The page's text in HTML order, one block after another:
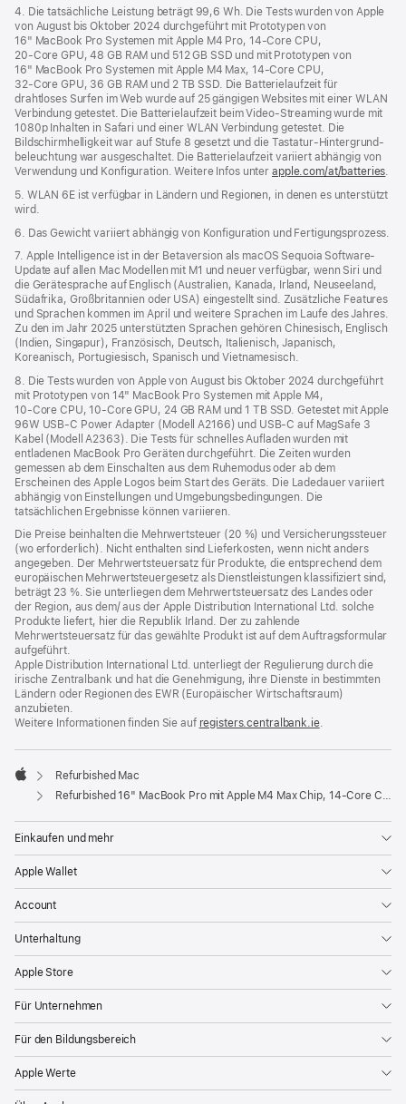
4. Die tatsächliche Leistung beträgt 99,6 Wh. Die Tests wurden von Apple
von August bis Oktober 2024 durchgeführt mit Prototypen von
16" MacBook Pro Systemen mit Apple M4 Pro, 14‑Core CPU,
20‑Core GPU, 48 GB RAM und 512 GB SSD und mit Prototypen von
16" MacBook Pro Systemen mit Apple M4 Max, 14‑Core CPU,
32‑Core GPU, 36 GB RAM und 2 TB SSD. Die Batterielaufzeit für
drahtloses Surfen im Web wurde auf 25 gängigen Websites mit einer WLAN
Verbindung getestet. Die Batterielaufzeit beim Video-Streaming wurde mit
1080p Inhalten in Safari und einer WLAN Verbindung getestet. Die
Bildschirm­helligkeit war auf Stufe 8 gesetzt und die Tastatur-Hintergrund­
beleuchtung war ausgeschaltet. Die Batterielaufzeit variiert abhängig von
Verwendung und Konfiguration. Weitere Infos unterapple.com/at/batteries.
5. WLAN 6E ist verfügbar in Ländern und Regionen, in denen es unterstützt
wird.
6. Das Gewicht variiert abhängig von Konfiguration und Fertigungsprozess.
7. Apple Intelligence ist in der Betaversion als macOS Sequoia Software-
Update auf allen Mac Modellen mit M1 und neuer verfügbar, wenn Siri und
die Gerätesprache auf Englisch (Australien, Kanada, Irland, Neuseeland,
Südafrika, Großbritannien oder USA) eingestellt sind. Zusätzliche Features
und Sprachen kommen im April und weitere Sprachen im Laufe des Jahres.
Zu den im Jahr 2025 unterstützten Sprachen gehören Chinesisch, Englisch
(Indien, Singapur), Französisch, Deutsch, Italienisch, Japanisch,
Koreanisch, Portugiesisch, Spanisch und Vietnamesisch.
8. Die Tests wurden von Apple von August bis Oktober 2024 durchgeführt
mit Prototypen von 14" MacBook Pro Systemen mit Apple M4,
10‑Core CPU, 10‑Core GPU, 24 GB RAM und 1 TB SSD. Getestet mit Apple
96W USB‑C Power Adapter (Modell A2166) und USB‑C auf MagSafe 3
Kabel (Modell A2363). Die Tests für schnelles Aufladen wurden mit
entladenen MacBook Pro Geräten durchgeführt. Die Zeiten wurden
gemessen ab dem Einschalten aus dem Ruhemodus oder ab dem
Erscheinen des Apple Logos beim Start des Geräts. Die Ladedauer variiert
abhängig von Einstellungen und Umgebungsbedingungen. Die
tatsächlichen Ergebnisse können variieren.
Die Preise beinhalten die Mehrwertsteuer (20 %) und Versicherungssteuer
(wo erforderlich). Nicht enthalten sind Lieferkosten, wenn nicht anders
angegeben. Der Mehrwertsteuersatz für Produkte, die entsprechend dem
europäischen Mehrwertsteuergesetz als Dienstleistungen klassifiziert sind,
beträgt 23 %. Sie unterliegen dem Mehrwertsteuersatz des Landes oder
der Region, aus dem/ aus der Apple Distribution International Ltd. solche
Produkte liefert, hier die Republik Irland. Der zu zahlende
Mehrwertsteuersatz für das gewählte Produkt ist auf dem Auftragsformular
aufgeführt.
Apple Distribution International Ltd. unterliegt der Regulierung durch die
irische Zentralbank und hat die Genehmigung, ihre Dienste in bestimmten
Ländern oder Regionen des EWR (Europäischer Wirtschaftsraum)
anzubieten.
Weitere Informationen finden Sie auf registers.centralbank.ie(Öffnet
neues
.
Apple
Refurbished Mac
Refurbished 16" MacBook Pro mit Apple M4 Max Chip, 14‑Core CPU und 32‑Core GPU - Silber
Einkaufen und mehr
Apple Wallet
Account
Unterhaltung
Apple Store
Für Unternehmen
Für den Bildungsbereich
Apple Werte